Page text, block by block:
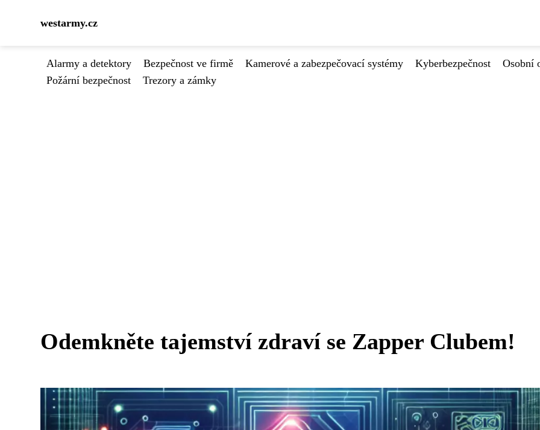
westarmy.cz
Alarmy a detektory Bezpečnost ve firmě Kamerové a zabezpečovací systémy Kyberbezpečnost Osobní
Požární bezpečnost
Trezory a zámky
Odemkněte tajemství zdraví se Zapper Clubem!